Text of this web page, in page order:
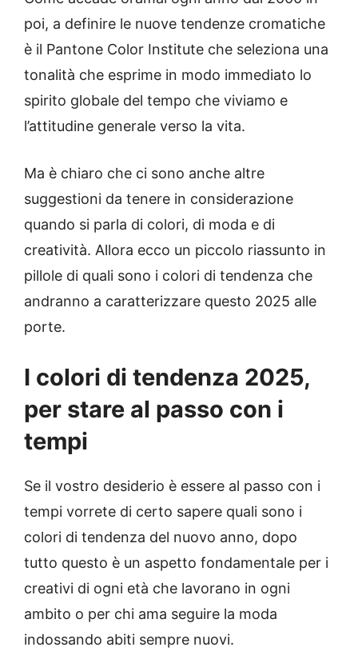
poi, a definire le nuove tendenze cromatiche
è il Pantone Color Institute che seleziona una
tonalità che esprime in modo immediato lo
spirito globale del tempo che viviamo e
l’attitudine generale verso la vita.
Ma è chiaro che ci sono anche altre
suggestioni da tenere in considerazione
quando si parla di colori, di moda e di
creatività. Allora ecco un piccolo riassunto in
pillole di quali sono i colori di tendenza che
andranno a caratterizzare questo 2025 alle
porte.
I colori di tendenza 2025,
per stare al passo con i
tempi
Se il vostro desiderio è essere al passo con i
tempi vorrete di certo sapere quali sono i
colori di tendenza del nuovo anno, dopo
tutto questo è un aspetto fondamentale per i
creativi di ogni età che lavorano in ogni
ambito o per chi ama seguire la moda
indossando abiti sempre nuovi.